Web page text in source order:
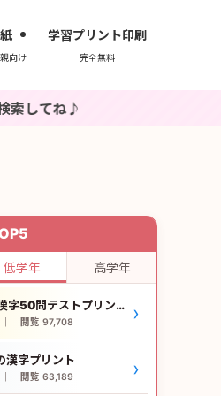
向け
学習プリント印刷
完全無料
低学年 高学年
小学3年生漢字50問テストプリント
閲覧 97,708 ›
漢字プリント
閲覧 63,189 ›